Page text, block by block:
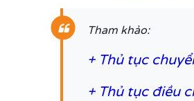
Tham khảo:
+ Thủ tục
+ Thủ tục điều